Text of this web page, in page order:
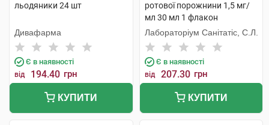
льодяники 24 шт
Дивафарма
Є в наявності
від 194.40 грн
КУПИТИ
ротової порожнини 1,5 мг/
мл 30 мл 1 флакон
Лабораторіум Санітатіс, С.Л.
Є в наявності
від 207.30 грн
КУПИТИ